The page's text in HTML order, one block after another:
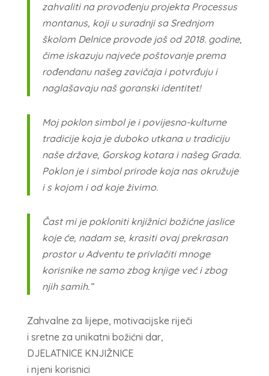
zahvaliti na provođenju projekta Processus
montanus, koji u suradnji sa Srednjom
školom Delnice provode još od 2018. godine,
čime iskazuju najveće poštovanje prema
rođendanu našeg zavičaja i potvrđuju i
naglašavaju naš goranski identitet!
Moj poklon simbol je i povijesno-kulturne
tradicije koja je duboko utkana u tradiciju
naše države, Gorskog kotara i našeg Grada.
Poklon je i simbol prirode koja nas okružuje
i s kojom i od koje živimo.
Čast mi je pokloniti knjižnici božićne jaslice
koje će, nadam se, krasiti ovaj prekrasan
prostor u Adventu te privlačiti mnoge
korisnike ne samo zbog knjige već i zbog
njih samih.”
Zahvalne za lijepe, motivacijske riječi
i sretne za unikatni božićni dar,
DJELATNICE KNJIŽNICE
i njeni korisnici